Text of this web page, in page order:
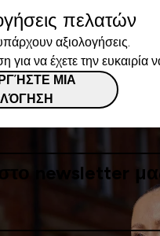
πελατών
αξιολογήσεις.
για να έχετε την ευκαιρία
ΜΙΑ
στο newsletter